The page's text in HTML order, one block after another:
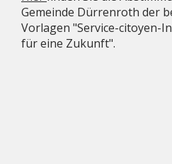
Gemeinde Dürrenroth der
Vorlagen "Service-citoyen-
für eine Zukunft".